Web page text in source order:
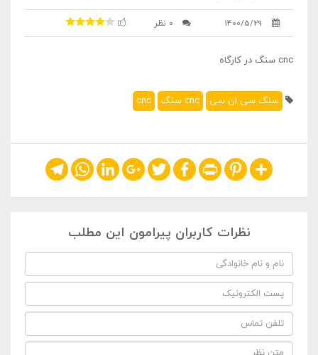
1400/5/29 0 نظر
cnc سنگ در کارگاه
سنگ سی ان سی cnc سنگ cnc
Share
Pinterest
Print
Facebook
Twitter
Google+
LinkedIn
WhatsApp
Telegram
نظرات کاربران پیرامون این مطلب